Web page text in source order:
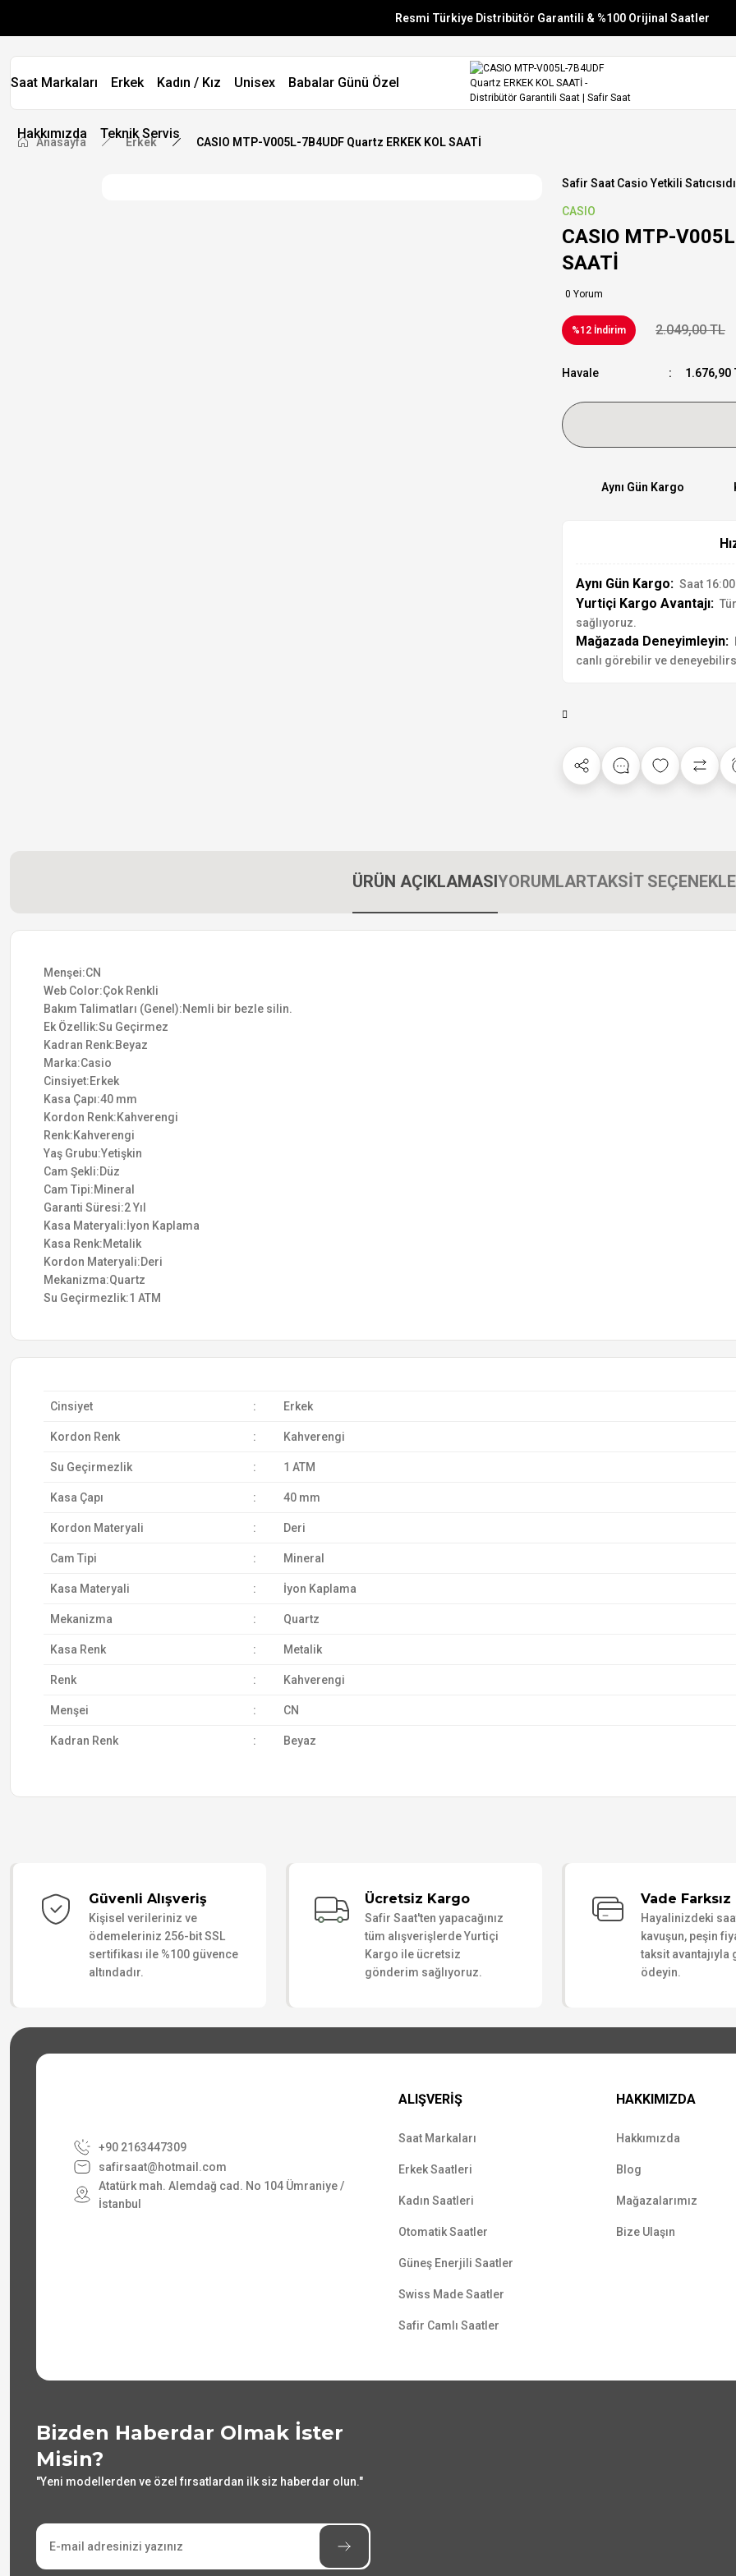
Resmi Türkiye Distribütör Garantili & %100 Orijinal Saatler
Vade Farksız 6 Taksit
Aynı Gün Stoktan Gönderim
Saat Markaları Erkek Kadın / Kız Unisex Babalar Günü Özel
Hakkımızda Teknik Servis
Anasayfa Erkek CASIO MTP-V005L-7B4UDF Quartz ERKEK KOL SAATİ
Safir Saat Casio Yetkili
CASIO
CASIO MTP-
SAATİ
0 Yorum
%12 İndirim 2.049,00 TL
Havale 1.676,90
Aynı Gün Kargo
Aynı Gün Kargo: Saat
Yurtiçi Kargo Avantajı:
sağlıyoruz.
Mağazada Deneyimleyin:
canlı görebilir ve
ÜRÜN AÇIKLAMASIYORUMLARTAKSİT
Menşei:CN
Web Color:Çok Renkli
Bakım Talimatları (Genel):Nemli bir bezle silin.
Ek Özellik:Su Geçirmez
Kadran Renk:Beyaz
Marka:Casio
Cinsiyet:Erkek
Kasa Çapı:40 mm
Kordon Renk:Kahverengi
Renk:Kahverengi
Yaş Grubu:Yetişkin
Cam Şekli:Düz
Cam Tipi:Mineral
Garanti Süresi:2 Yıl
Kasa Materyali:İyon Kaplama
Kasa Renk:Metalik
Kordon Materyali:Deri
Mekanizma:Quartz
Su Geçirmezlik:1 ATM
Cinsiyet : Erkek
Kordon Renk : Kahverengi
Su Geçirmezlik : 1 ATM
Kasa Çapı : 40 mm
Kordon Materyali : Deri
Cam Tipi : Mineral
Kasa Materyali : İyon Kaplama
Mekanizma : Quartz
Kasa Renk : Metalik
Renk : Kahverengi
Menşei : CN
Kadran Renk : Beyaz
Güvenli Alışveriş
Kişisel verileriniz ve
ödemeleriniz 256-bit SSL
sertifikası ile %100 güvence
altındadır.
Ücretsiz Kargo
Safir Saat'ten yapacağınız
tüm alışverişlerde Yurtiçi
Kargo ile ücretsiz
gönderim sağlıyoruz.
Vade
Hayalinizdeki
kavuşun, peşin
taksit avantajıyla
ödeyin.
+90 2163447309
safirsaat@hotmail.com
Atatürk mah. Alemdağ cad. No 104 Ümraniye /
İstanbul
ALIŞVERİŞ
Saat Markaları
Erkek Saatleri
Kadın Saatleri
Otomatik Saatler
Güneş Enerjili Saatler
Swiss Made Saatler
Safir Camlı Saatler
HAKKIMIZDA
Hakkımızda
Blog
Mağazalarımız
Bize Ulaşın
Bizden Haberdar Olmak İster
Misin?
"Yeni modellerden ve özel fırsatlardan ilk siz haberdar olun."